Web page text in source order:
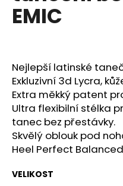
EMIC
Nejlepší latinské
Exkluzivní 3d Lycra,
Extra měkký patent
Ultra flexibilní stélka
tanec bez přestávky.
Skvělý oblouk pod
Heel Perfect
VELIKOST
D
o
p
o
u